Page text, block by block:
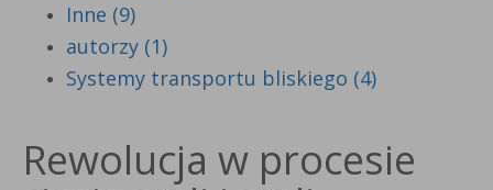
Inne (9)
autorzy (1)
Systemy transportu bliskiego (4)
Rewolucja w procesie